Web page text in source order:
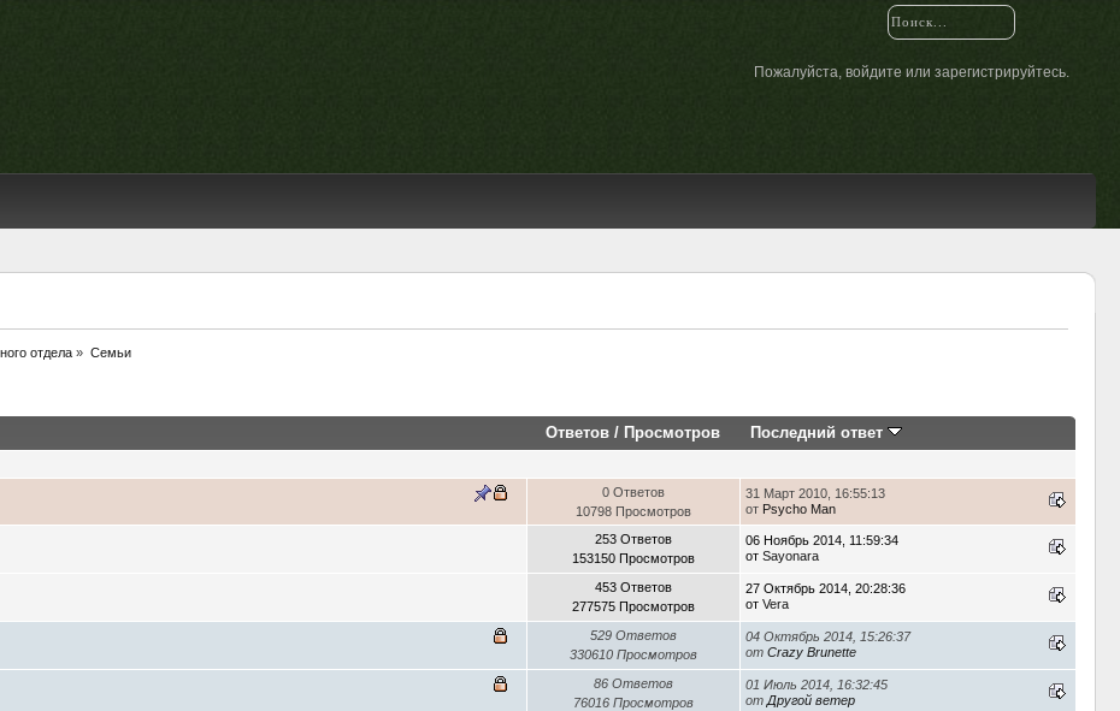
Пожалуйста, войдите или зарегистрируйтесь.
отдела » Семьи
Ответов/ Просмотров Последний ответ
0 Ответов
10798 Просмотров
31 Март 2010, 16:55:13
от Psycho Man
253 Ответов
153150 Просмотров
06 Ноябрь 2014, 11:59:34
от Sayonara
453 Ответов
277575 Просмотров
27 Октябрь 2014, 20:28:36
от Vera
529 Ответов
330610 Просмотров
04 Октябрь 2014, 15:26:37
от Crazy Brunette
86 Ответов
76016 Просмотров
01 Июль 2014, 16:32:45
от Другой ветер